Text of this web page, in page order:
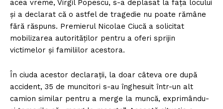
acea vreme, Virgil Popescu, s-a deplasat la fața locului
și a declarat că o astfel de tragedie nu poate rămâne
fără răspuns. Premierul Nicolae Ciucă a solicitat
mobilizarea autorităților pentru a oferi sprijin
victimelor și familiilor acestora.
În ciuda acestor declarații, la doar câteva ore după
accident, 35 de muncitori s-au înghesuit într-un alt
camion similar pentru a merge la muncă, exprimându-